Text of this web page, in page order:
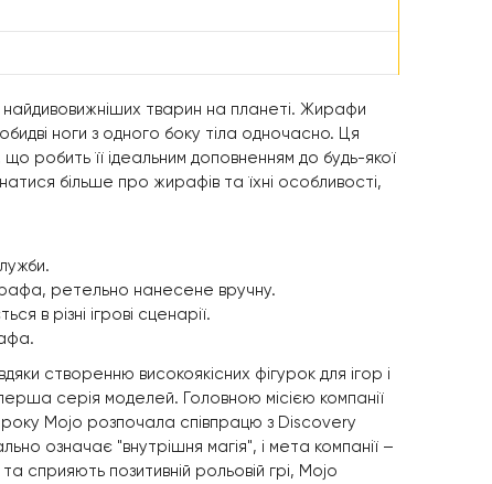
тварин на планеті. Жирафи
ноги з одного боку тіла одночасно. Ця
робить її ідеальним доповненням до будь-якої
більше про жирафів та їхні особливості,
ретельно нанесене вручну.
в різні ігрові сценарії.
створенню високоякісних фігурок для ігор і
серія моделей. Головною місією компанії
Mojo розпочала співпрацю з Discovery
означає "внутрішня магія", і мета компанії –
сприяють позитивній рольовій грі, Mojo